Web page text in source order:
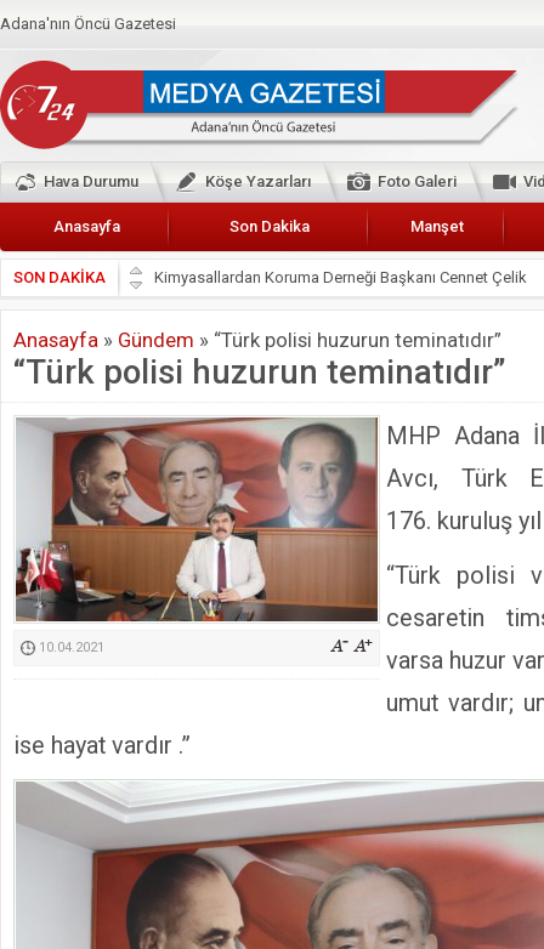
Adana'nın Öncü Gazetesi
Hava Durumu Köşe Yazarları Foto Galeri
Anasayfa Son Dakika Manşet
SON DAKİKA
Başkan Güler’den Başkan Karalar’a hizmet çağrısı
Lokantacılar ve Kebapçılar Esnaf Odası Başkanı Şefik
Hak-İş Abdurrahman Yücel
HDP İL BİNASININ ÖNÜNDE ANNELER TARİH
CEYHAN TİCARET ODASI
Hainler emellerine asla erişemeyecekler
BÖLGEMİZ ÇUKUROVA’DA 2019 YILI PAMUK
İyi Parti Yüreğir İlçe Başkanı Enis Akyürek
Kimyasallardan Koruma Derneği Başkanı Cennet Çelik
Anasayfa » Gündem » “Türk polisi huzurun teminatıdır”
“Türk polisi huzurun teminatıdır”
10.04.2021
MHP Adana
Avcı, Türk
176. kuruluş
“Türk polisi
cesaretin
varsa huzur
umut vardır;
ise hayat vardır .”